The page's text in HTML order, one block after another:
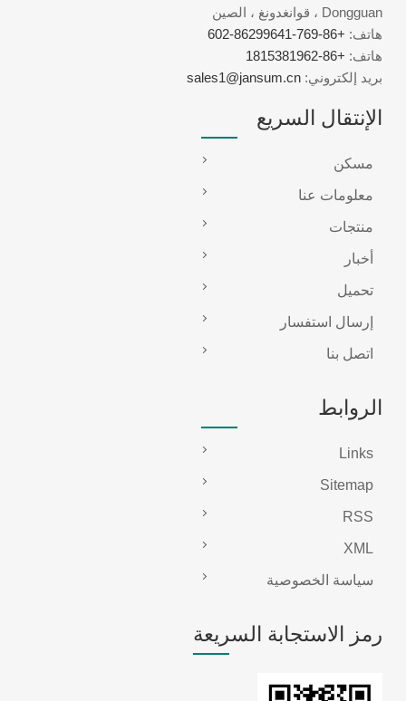
Dongguan ، قوانغدونغ ، الصين
هاتف: +86-769-86299641-602
هاتف: +86-1815381962
بريد إلكتروني:sales1@jansum.cn
الإنتقال السريع
مسكن
معلومات عنا
منتجات
أخبار
تحميل
إرسال استفسار
اتصل بنا
الروابط
Links
Sitemap
RSS
XML
سياسة الخصوصية
رمز الاستجابة السريعة